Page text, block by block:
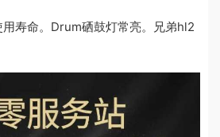
寿命。Drum硒鼓灯常亮。兄弟hl2